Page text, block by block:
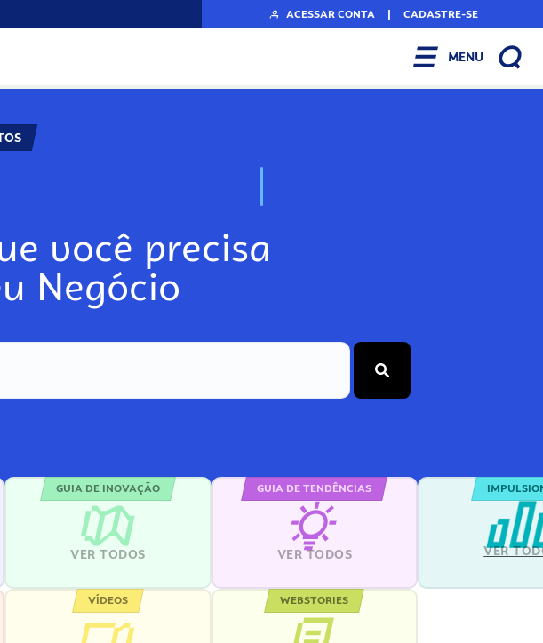
ACESSAR CONTA | CADASTRE-SE
MENU
N
você precisa
Negócio
GUIA DE INOVAÇÃO
VER TODOS
GUIA DE TENDÊNCIAS
VER TODOS VER
VÍDEOS WEBSTORIES